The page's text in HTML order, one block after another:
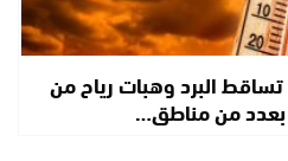
البرد وهبات رياح من
بعدد من مناطق…